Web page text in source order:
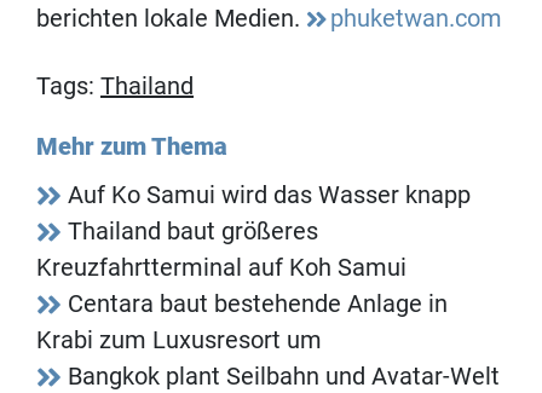
berichten lokale Medien.
phuketwan.com
Tags: Thailand
Mehr zum Thema
Auf Ko Samui wird das Wasser knapp
Thailand baut größeres
Kreuzfahrtterminal auf Koh Samui
Centara baut bestehende Anlage in
Krabi zum Luxusresort um
Bangkok plant Seilbahn und Avatar-Welt